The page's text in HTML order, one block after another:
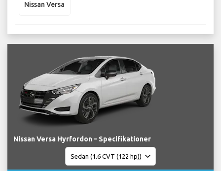
Nissan Versa
Nissan Versa Hyrfordon – Specifikationer